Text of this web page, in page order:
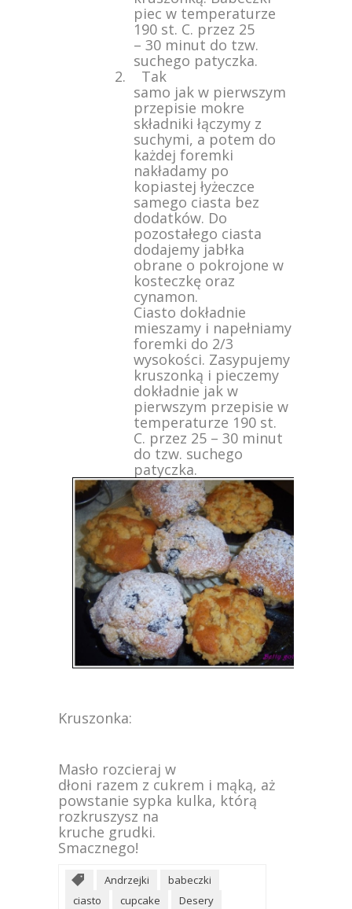
piec w temperaturze
190 st. C. przez 25
– 30 minut do tzw.
suchego patyczka.
2. Tak
samo jak w pierwszym
przepisie mokre
składniki łączymy z
suchymi, a potem do
każdej foremki
nakładamy po
kopiastej łyżeczce
samego ciasta bez
dodatków. Do
pozostałego ciasta
dodajemy jabłka
obrane o pokrojone w
kosteczkę oraz
cynamon.
Ciasto dokładnie
mieszamy i napełniamy
foremki do 2/3
wysokości. Zasypujemy
kruszonką i pieczemy
dokładnie jak w
pierwszym przepisie w
temperaturze 190 st.
C. przez 25 – 30 minut
do tzw. suchego
patyczka.
Kruszonka:
Masło rozcieraj w
dłoni razem z cukrem i mąką, aż
powstanie sypka kulka, którą
rozkruszysz na
kruche grudki.
Smacznego!
Andrzejki
babeczki
ciasto
cupcake
Desery